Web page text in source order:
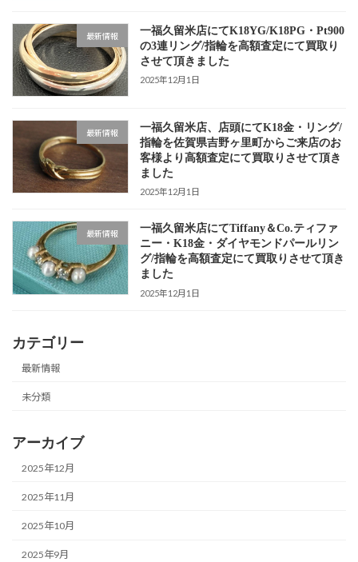
最新情報
一福久留米店にてK18YG/K18PG・Pt900
の3連リング/指輪を高額査定にて買取り
させて頂きました
2025年12月1日
最新情報
一福久留米店、店頭にてK18金・リング/
指輪を佐賀県吉野ヶ里町からご来店のお
客様より高額査定にて買取りさせて頂き
ました
2025年12月1日
最新情報
一福久留米店にてTiffany＆Co.ティファ
ニー・K18金・ダイヤモンドパールリン
グ/指輪を高額査定にて買取りさせて頂き
ました
2025年12月1日
カテゴリー
最新情報
未分類
アーカイブ
2025年12月
2025年11月
2025年10月
2025年9月